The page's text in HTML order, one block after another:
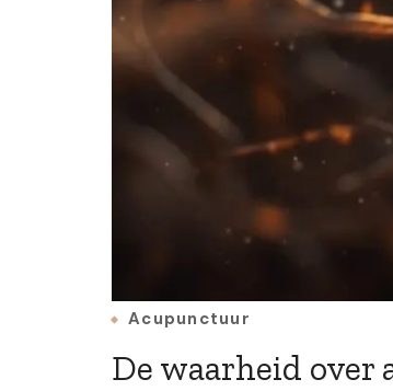
Acupunctuur
De waarheid